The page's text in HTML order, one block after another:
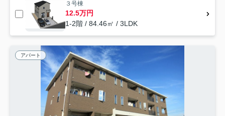
３号棟
12.5万円
1-2階 / 84.46㎡ / 3LDK
アパート